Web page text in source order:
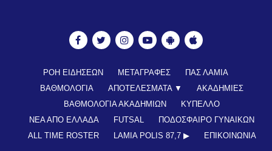
ΡΟΗ ΕΙΔΗΣΕΩΝ ΜΕΤΑΓΡΑΦΕΣ
ΠΑΣ ΛΑΜΙΑ
ΒΑΘΜΟΛΟΓΙΑ
ΑΠΟΤΕΛΕΣΜΑΤΑ ▼
ΑΚΑΔΗΜΙΕΣ
ΒΑΘΜΟΛΟΓΙΑ ΑΚΑΔΗΜΙΩΝ
ΚΥΠΕΛΛΟ
ΝΕΑ ΑΠΟ ΕΛΛΑΔΑ
FUTSAL
ΠΟΔΟΣΦΑΙΡΟ ΓΥΝΑΙΚΩΝ
ALL TIME ROSTER
LAMIA POLIS 87,7 ▶︎ ΕΠΙΚΟΙΝΩΝΊΑ